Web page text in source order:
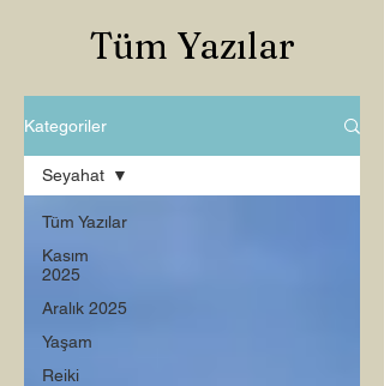
Tüm Yazılar
Kategoriler
Tüm Yazılar
Kasım
2025
Aralık 2025
Yaşam
Reiki
Seyahat